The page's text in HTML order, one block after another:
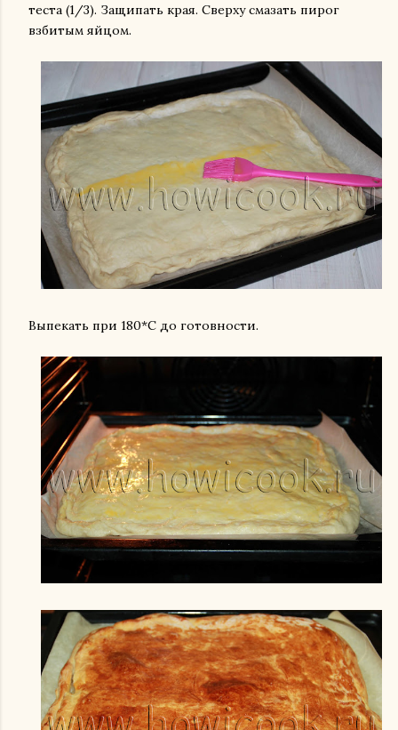
теста (1/3). Защипать края. Сверху смазать пирог
взбитым яйцом.
Выпекать при 180*С до готовности.